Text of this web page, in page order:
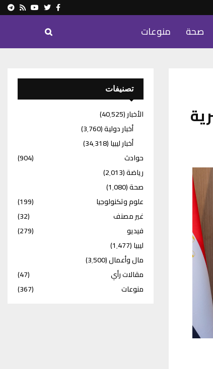
Facebook
Twitter
Youtube
Rss
صحة منوعات
تصنيفات
الأخبار(40٬525)
أخبار دولية(3٬760)
أخبار ليبيا(34٬318)
حوادث
(904)
رياضة(2٬013)
صحة(1٬080)
علوم وتكنولوجيا
(199)
غير مصنف
(32)
فيديو
(279)
ليبيا(1٬477)
مال وأعمال(3٬500)
مقالات رأي
(47)
منوعات
(367)